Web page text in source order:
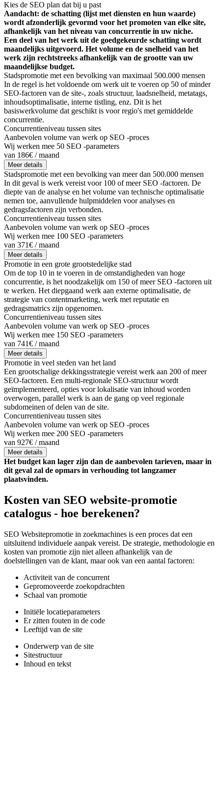
Kies de SEO plan dat bij u past
Aandacht: de schatting (lijst met diensten en hun waarde)
wordt afzonderlijk gevormd voor het promoten van elke site,
afhankelijk van het niveau van concurrentie in uw niche.
Een deel van het werk uit de goedgekeurde schatting wordt
maandelijks uitgevoerd. Het volume en de snelheid van het
werk zijn rechtstreeks afhankelijk van de grootte van uw
maandelijkse budget.
Stadspromotie met een bevolking van maximaal 500.000 mensen
In de regel is het voldoende om werk uit te voeren op 50 of minder
SEO-factoren van de site-, zoals structuur, laadsnelheid, metatags,
inhoudsoptimalisatie, interne tistling, enz. Dit is het
basiswerkvolume dat geschikt is voor regio's met gemiddelde
concurrentie.
Concurrentieniveau tussen sites
Aanbevolen volume van werk op SEO -proces
Wij werken mee 50 SEO -parameters
van 186€ / maand
Meer details
Stadspromotie met een bevolking van meer dan 500.000 mensen
In dit geval is werk vereist voor 100 of meer SEO -factoren. De
diepte van de analyse en het volume van technische optimalisatie
nemen toe, aanvullende hulpmiddelen voor analyses en
gedragsfactoren zijn verbonden.
Concurrentieniveau tussen sites
Aanbevolen volume van werk op SEO -proces
Wij werken mee 100 SEO -parameters
van 371€ / maand
Meer details
Promotie in een grote grootstedelijke stad
Om de top 10 in te voeren in de omstandigheden van hoge
concurrentie, is het noodzakelijk om 150 of meer SEO -factoren uit
te werken. Het diepgaand werk aan externe optimalisatie, de
strategie van contentmarketing, werk met reputatie en
gedragsmatrics zijn opgenomen.
Concurrentieniveau tussen sites
Aanbevolen volume van werk op SEO -proces
Wij werken mee 150 SEO -parameters
van 741€ / maand
Meer details
Promotie in veel steden van het land
Een grootschalige dekkingsstrategie vereist werk aan 200 of meer
SEO-factoren. Een multi-regionale SEO-structuur wordt
geïmplementeerd, opties voor lokalisatie van inhoud worden
overwogen, parallel werk is aan de gang op veel regionale
subdomeinen of delen van de site.
Concurrentieniveau tussen sites
Aanbevolen volume van werk op SEO -proces
Wij werken mee 200 SEO -parameters
van 927€ / maand
Meer details
Het budget kan lager zijn dan de aanbevolen tarieven, maar in
dit geval zal de opmars in verhouding tot langzamer
plaatsvinden.
Kosten van SEO website-promotie
catalogus - hoe berekenen?
SEO Websitepromotie in zoekmachines is een proces dat een
uitsluitend individuele aanpak vereist. De strategie, methodologie en
kosten van promotie zijn niet alleen afhankelijk van de
doelstellingen van de klant, maar ook van een aantal factoren:
Activiteit van de concurrent
Gepromoveerde zoekopdrachten
Schaal van promotie
Initiële locatieparameters
Er zitten fouten in de code
Leeftijd van de site
Onderwerp van de site
Sitestructuur
Inhoud en tekst